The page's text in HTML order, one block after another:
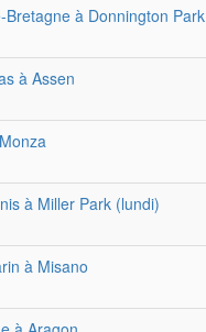
Bretagne à Donnington Park
à Assen
à Miller Park (lundi)
à Misano